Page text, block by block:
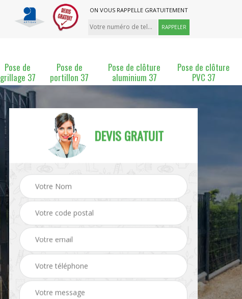
ON VOUS RAPPELLE GRATUITEMENT
Pose de
grillage 37
Pose de
portillon 37
Pose de clôture
aluminium 37
Pose de clôture
PVC 37
Pose et changement de Pose de grillage 37
DEVIS GRATUIT